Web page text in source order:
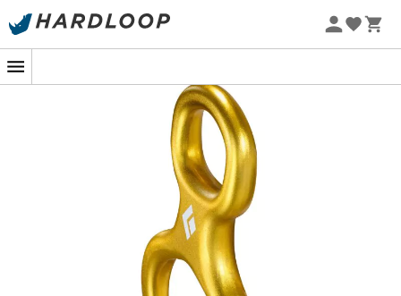
Zomeraanbiedingen 🔥 -5% EXTRA vanaf 2 producten* met